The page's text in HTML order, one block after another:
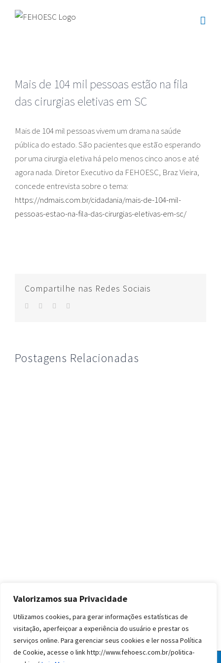
Valorizamos sua Privacidade
Utilizamos cookies, para gerar informações estatísticas de
visitação, aperfeiçoar a experiência do usuário e prestar os
serviços online. Para gerenciar seus cookies e ler nossa Política
de Cookie, acesse o link http://www.fehoesc.com.br/politica-
Mais de 104 mil pessoas estão na fila
das cirurgias eletivas em SC
Mais de 104 mil pessoas vivem um drama na saúde
pública do estado. São pacientes que estão esperando
por uma cirurgia eletiva há pelo menos cinco anos e até
agora nada. Diretor Executivo da FEHOESC, Braz Vieira,
concede entrevista sobre o tema:
https://ndmais.com.br/cidadania/mais-de-104-mil-
pessoas-estao-na-fila-das-cirurgias-eletivas-em-sc/
Compartilhe nas Redes Sociais
facebook
twitter whatsapp
Postagens Relacionadas